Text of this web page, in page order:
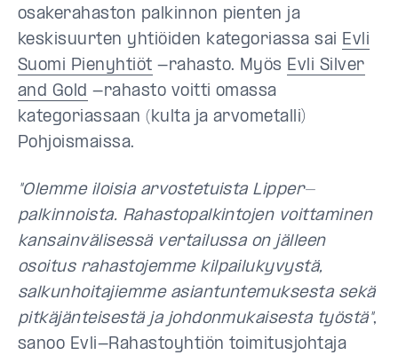
osakerahaston palkinnon pienten ja
keskisuurten yhtiöiden kategoriassa sai Evli
Suomi Pienyhtiöt -rahasto. Myös Evli Silver
and Gold -rahasto voitti omassa
kategoriassaan (kulta ja arvometalli)
Pohjoismaissa.
"Olemme iloisia arvostetuista Lipper-
palkinnoista. Rahastopalkintojen voittaminen
kansainvälisessä vertailussa on jälleen
osoitus rahastojemme kilpailukyvystä,
salkunhoitajiemme asiantuntemuksesta sekä
pitkäjänteisestä ja johdonmukaisesta työstä",
sanoo Evli-Rahastoyhtiön toimitusjohtaja